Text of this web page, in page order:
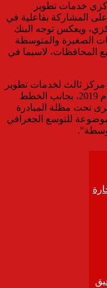
خدمات تطوير
المشاركة بفاعلية في
ويعكس توجه البنك
الصغيرة والمتوسطة
المحافظات، لاسيما في
مركز ثالث لخدمات تطوير
الأعمال في محافظة البحيرة قبل نهاية عام 2019، بجانب الخطط
تحت مظلة المبادرة
الموضوعة للتوسع الجغرافي